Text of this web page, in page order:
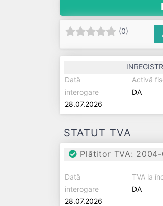
(0)
Dată
interogare
28.07.2026
Activă
DA
STATUT TVA
Plătitor TVA:
Dată
interogare
28.07.2026
TVA la
DA